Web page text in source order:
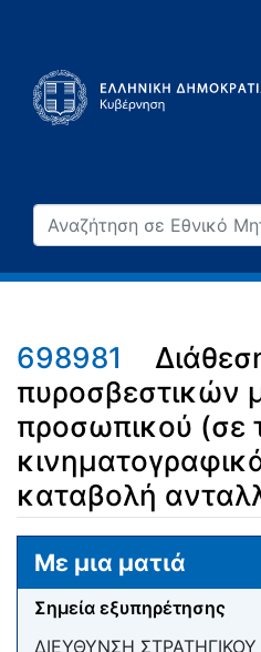
698981
πυροσβεστικών
προσωπικού (σε
καταβολή
Μετάβαση σε: πλοήγηση
Με μια ματιά
Σημεία εξυπηρέτησης
ΔΙΕΥΘΥΝΣΗ